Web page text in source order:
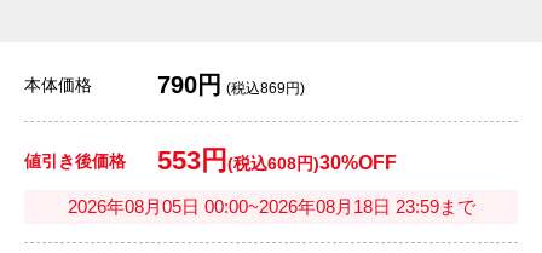
本体価格 790円 (税込869円)
値引き後価格 553円 (税込608円)30%OFF
2026年08月05日 00:00~2026年08月18日 23:59まで